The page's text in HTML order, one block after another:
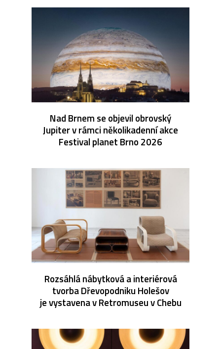
Nad Brnem se objevil obrovský
Jupiter v rámci několikadenní akce
Festival planet Brno 2026
Rozsáhlá nábytková a interiérová
tvorba Dřevopodniku Holešov
je vystavena v Retromuseu v Chebu